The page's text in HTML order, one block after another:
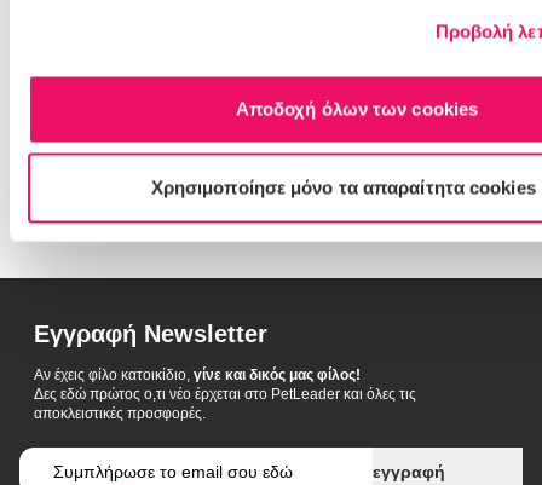
Προβολή
Αποδοχή όλων των cookies
Χρησιμοποίησε μόνο τα απαραίτητα cookies
συνδεθείτε ή να δημιουργήστε
σύνδεση/εγγραφή
Εγγραφή Newsletter
Αν έχεις φίλο κατοικίδιο, γίνε και δικός μας φίλος!
Δες εδώ πρώτος ο,τι νέο έρχεται στο PetLeader και όλες τις
αποκλειστικές προσφορές.
εγγραφή